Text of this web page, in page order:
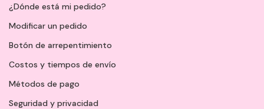
¿Dónde está mi pedido?
Modificar un pedido
Botón de arrepentimiento
Costos y tiempos de envío
Métodos de pago
Seguridad y privacidad